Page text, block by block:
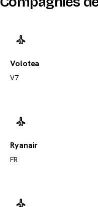
Volotea
V7
Ryanair
FR